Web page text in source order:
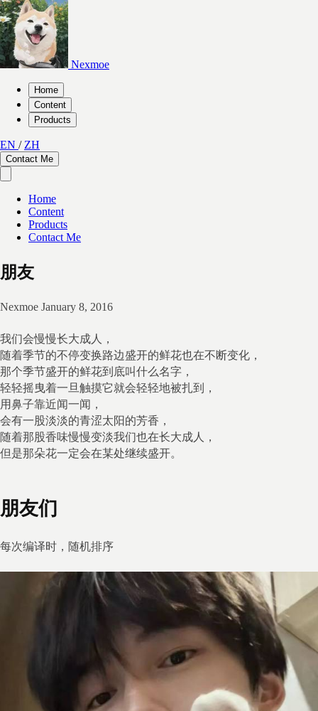
Nexmoe
Home
Content
Products
EN / ZH
Contact Me
Home
Content
Products
Contact Me
朋友
Nexmoe January 8, 2016
我们会慢慢长大成人，
随着季节的不停变换路边盛开的鲜花也在不断变化，
那个季节盛开的鲜花到底叫什么名字，
轻轻摇曳着一旦触摸它就会轻轻地被扎到，
用鼻子靠近闻一闻，
会有一股淡淡的青涩太阳的芳香，
随着那股香味慢慢变淡我们也在长大成人，
但是那朵花一定会在某处继续盛开。
朋友们
每次编译时，随机排序